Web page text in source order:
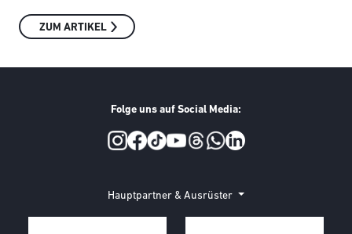
ZUM ARTIKEL
Folge uns auf Social Media:
Hauptpartner & Ausrüster